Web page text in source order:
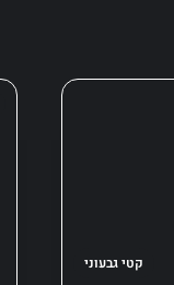
קטי גבעוני